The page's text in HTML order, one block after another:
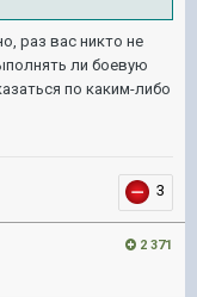
раз вас никто не
ли боевую
по каким-либо
3
2 371